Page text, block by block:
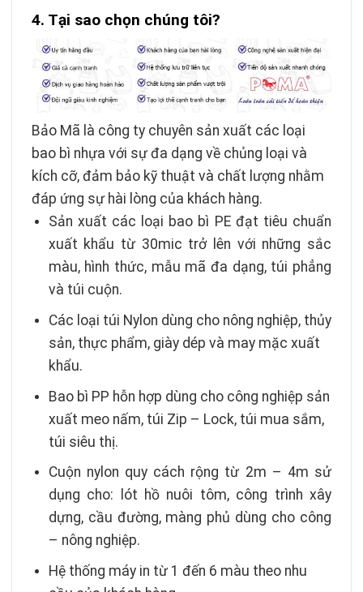
4. Tại sao chọn chúng tôi?
Bảo Mã là công ty chuyên sản xuất các loại
bao bì nhựa với sự đa dạng về chủng loại và
kích cỡ, đảm bảo kỹ thuật và chất lượng nhằm
đáp ứng sự hài lòng của khách hàng.
Sản xuất các loại bao bì PE đạt tiêu chuẩn
xuất khẩu từ 30mic trở lên với những sắc
màu, hình thức, mẫu mã đa dạng, túi phẳng
và túi cuộn.
Các loại túi Nylon dùng cho nông nghiệp, thủy
sản, thực phẩm, giày dép và may mặc xuất
khẩu.
Bao bì PP hỗn hợp dùng cho công nghiệp sản
xuất meo nấm, túi Zip – Lock, túi mua sắm,
túi siêu thị.
Cuộn nylon quy cách rộng từ 2m – 4m sử
dụng cho: lót hồ nuôi tôm, công trình xây
dựng, cầu đường, màng phủ dùng cho công
– nông nghiệp.
Hệ thống máy in từ 1 đến 6 màu theo nhu